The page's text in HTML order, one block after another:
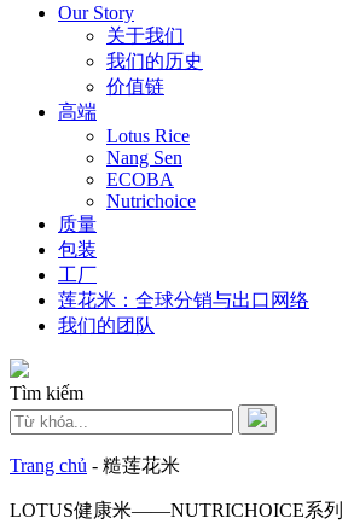
Our Story
关于我们
我们的历史
价值链
高端
Lotus Rice
Nang Sen
ECOBA
Nutrichoice
质量
包装
工厂
莲花米：全球分销与出口网络
我们的团队
Tìm kiếm
Trang chủ - 糙莲花米
LOTUS健康米——NUTRICHOICE系列